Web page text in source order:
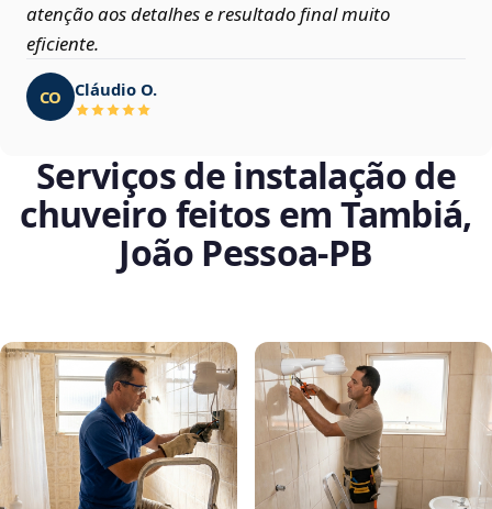
atenção aos detalhes e resultado final muito
eficiente.
CO Cláudio O.
Serviços de instalação de
chuveiro feitos em Tambiá,
João Pessoa‑PB